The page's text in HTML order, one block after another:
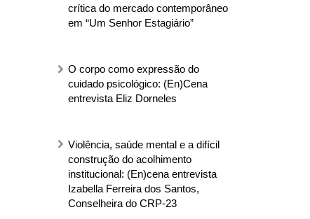
crítica do mercado contemporâneo
em “Um Senhor Estagiário”
O corpo como expressão do
cuidado psicológico: (En)Cena
entrevista Eliz Dorneles
Violência, saúde mental e a difícil
construção do acolhimento
institucional: (En)cena entrevista
Izabella Ferreira dos Santos,
Conselheira do CRP-23